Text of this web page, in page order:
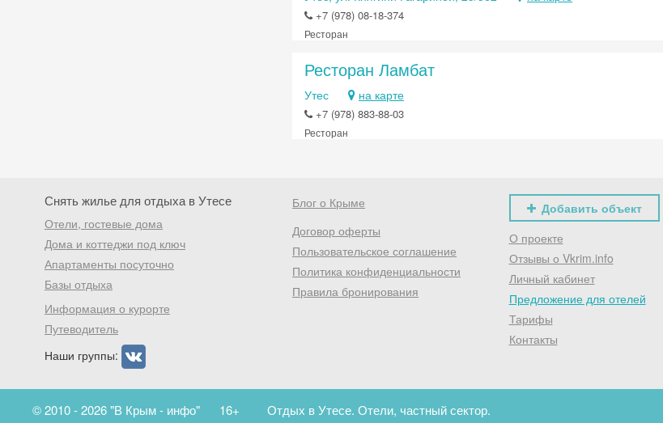
+7 (978) 08-18-374
Ресторан
Ресторан Ламбат
Утес на карте
+7 (978) 883-88-03
Ресторан
Снять жилье для отдыха в Утесе
Отели, гостевые дома
Дома и коттеджи под ключ
Апартаменты посуточно
Базы отдыха
Информация о курорте
Путеводитель
Наши группы:
Блог о Крыме
Договор оферты
Пользовательское соглашение
Политика конфиденциальности
Правила бронирования
Добавить объект
О проекте
Отзывы о Vkrim.info
Личный кабинет
Предложение для отелей
Тарифы
Контакты
© 2010 - 2026 "В Крым - инфо" 16+ Отдых в Утесе. Отели, частный сектор.